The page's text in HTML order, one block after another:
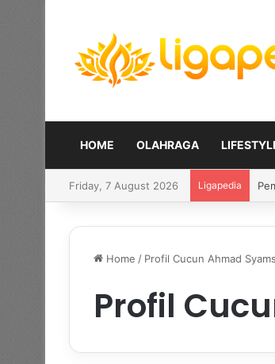
HOME OLAHRAGA
Friday, 7 August 2026 Ligapedia
Home / Profil Cucun Ahmad
Profil